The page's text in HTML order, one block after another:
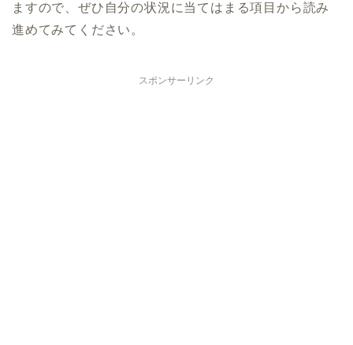
ますので、ぜひ自分の状況に当てはまる項目から読み
進めてみてください。
スポンサーリンク